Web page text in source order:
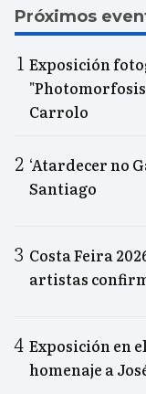
Próximos
Exposición
Carrolo
‘Atardecer no
Santiago
Costa Feira
artistas
Exposición en
homenaje a